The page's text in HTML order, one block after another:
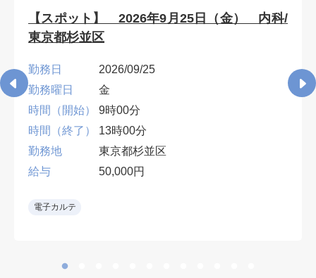
【スポット】 2026年9月25日（金） 内科/
東京都杉並区
勤務日
2026/09/25
勤務曜日
金
時間（開始）
9時00分
時間（終了）
13時00分
勤務地
東京都杉並区
給与
50,000円
電子カルテ